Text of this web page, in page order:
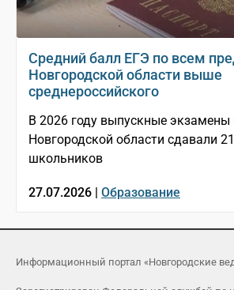
Средний балл ЕГЭ по всем
Новгородской области выше
среднероссийского
В 2026 году выпускные экзамены
Новгородской области сдавали
школьников
27.07.2026 | Образование
Информационный портал «Новгородские